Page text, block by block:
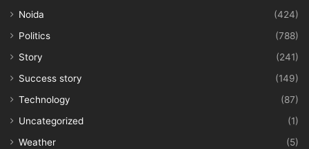
Noida
(424)
Politics
(788)
Story
(241)
Success story
(149)
Technology
(87)
Uncategorized
(1)
Weather
(5)